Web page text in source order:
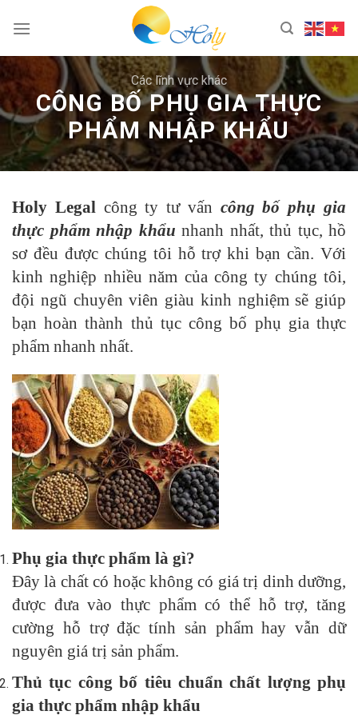
Các lĩnh vực khác
CÔNG BỐ PHỤ GIA THỰC
PHẨM NHẬP KHẨU
Holy Legal công ty tư vấn công bố phụ gia
thực phẩm nhập khẩu nhanh nhất, thủ tục, hồ
sơ đều được chúng tôi hỗ trợ khi bạn cần. Với
kinh nghiệp nhiều năm của công ty chúng tôi,
đội ngũ chuyên viên giàu kinh nghiệm sẽ giúp
bạn hoàn thành thủ tục công bố phụ gia thực
phẩm nhanh nhất.
Phụ gia thực phẩm là gì?
Đây là chất có hoặc không có giá trị dinh dưỡng,
được đưa vào thực phẩm có thể hỗ trợ, tăng
cường hỗ trợ đặc tính sản phẩm hay vẫn dữ
nguyên giá trị sản phẩm.
Thủ tục công bố tiêu chuẩn chất lượng phụ
gia thực phẩm nhập khẩu